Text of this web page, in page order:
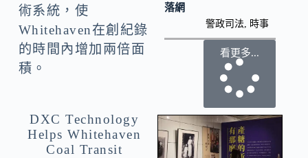
術系統，使
Whitehaven在創紀錄
的時間內增加兩倍面
積。
DXC Technology
Helps Whitehaven
Coal Transit
落網
警政司法 時事
看更多...